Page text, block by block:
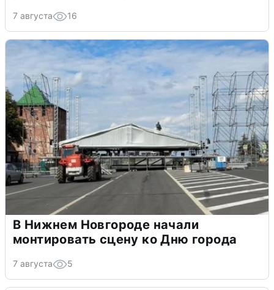
7 августа 16
В Нижнем Новгороде начали
монтировать сцену ко Дню города
7 августа 5